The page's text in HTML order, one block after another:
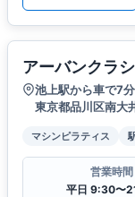
アーバンクラ
池上駅から車で7分
東京都品川区南
マシンピラティス
営業時間
平日 9:30〜